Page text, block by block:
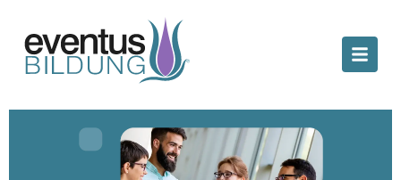
Bezirksbürgermeisterin Cordelia Koch zu
Gast in unserer Kita: Wie „Die Spatzen“
Vielfalt und Neurodivergenz kindgerecht